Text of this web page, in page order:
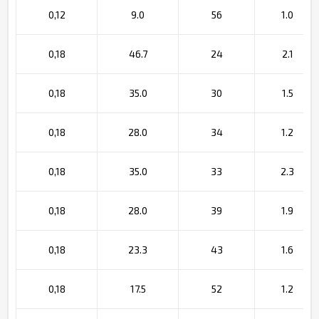
0,12 9.0 56 1.0
0,18 46.7 24 2.1
0,18 35.0 30 1.5
0,18 28.0 34 1.2
0,18 35.0 33 2.3
0,18 28.0 39 1.9
0,18 23.3 43 1.6
0,18 17.5 52 1.2